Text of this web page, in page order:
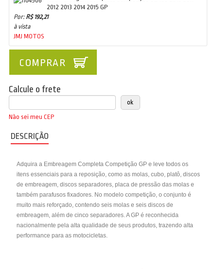
2012 2013 2014 2015 GP
Por: R$ 192,21
à vista
COMPRAR
JMJ MOTOS
Calcule o frete
Não sei meu CEP
DESCRIÇÃO
Adquira a Embreagem Completa Competição GP e leve todos os
itens essenciais para a reposição, como as molas, cubo, platô, discos
de embreagem, discos separadores, placa de pressão das molas e
também parafusos fixadores. No modelo competição, o conjunto é
muito mais reforçado, contendo seis molas e seis discos de
embreagem, além de cinco separadores. A GP é reconhecida
nacionalmente pela alta qualidade de seus produtos, trazendo alta
performance para as motocicletas.